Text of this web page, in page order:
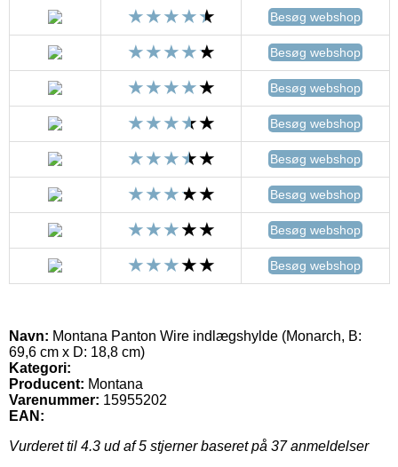
Besøg webshop
Besøg webshop
Besøg webshop
Besøg webshop
Besøg webshop
Besøg webshop
Besøg webshop
Besøg webshop
Navn: Montana Panton Wire indlægshylde (Monarch, B:
69,6 cm x D: 18,8 cm)
Kategori:
Producent: Montana
Varenummer: 15955202
EAN:
Vurderet til 4.3 ud af 5 stjerner baseret på 37anmeldelser